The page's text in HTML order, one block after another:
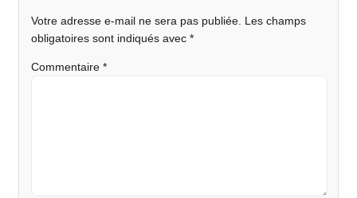
Votre adresse e-mail ne sera pas publiée. Les champs
obligatoires sont indiqués avec *
Commentaire *